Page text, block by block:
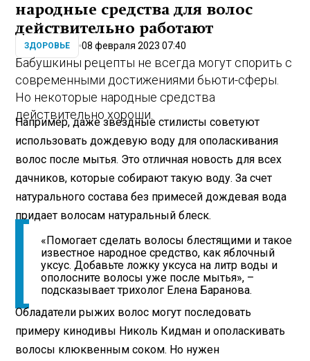
народные средства для волос
действительно работают
ЗДОРОВЬЕ 08 февраля 2023 07:40
Бабушкины рецепты не всегда могут спорить с
современными достижениями бьюти-сферы.
Но некоторые народные средства
действительно хороши.
Например, даже звездные стилисты советуют
использовать дождевую воду для ополаскивания
волос после мытья. Это отличная новость для всех
дачников, которые собирают такую воду. За счет
натурального состава без примесей дождевая вода
придает волосам натуральный блеск.
«Помогает сделать волосы блестящими и такое
известное народное средство, как яблочный
уксус. Добавьте ложку уксуса на литр воды и
ополосните волосы уже после мытья», –
подсказывает трихолог Елена Баранова.
Обладатели рыжих волос могут последовать
примеру кинодивы Николь Кидман и ополаскивать
волосы клюквенным соком. Но нужен